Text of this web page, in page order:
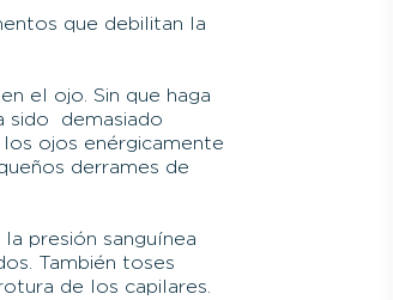
que debilitan la
el ojo. Sin que haga
sido demasiado
ojos enérgicamente
derrames de
presión sanguínea
También toses
de los capilares.